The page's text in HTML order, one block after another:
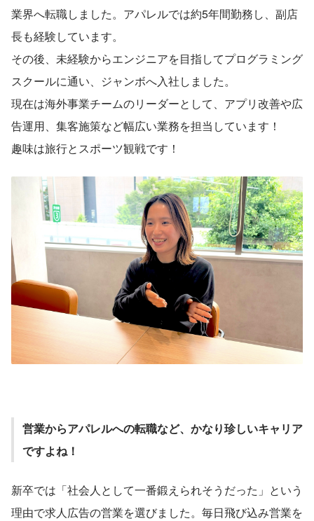
業界へ転職しました。アパレルでは約5年間勤務し、副店
長も経験しています。
その後、未経験からエンジニアを目指してプログラミング
スクールに通い、ジャンボへ入社しました。
現在は海外事業チームのリーダーとして、アプリ改善や広
告運用、集客施策など幅広い業務を担当しています！
趣味は旅行とスポーツ観戦です！
営業からアパレルへの転職など、かなり珍しいキャリア
ですよね！
新卒では「社会人として一番鍛えられそうだった」という
理由で求人広告の営業を選びました。毎日飛び込み営業を